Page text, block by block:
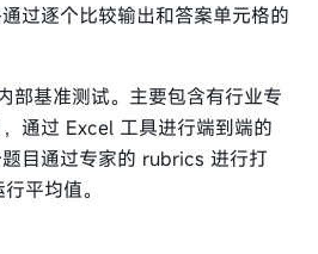
过逐个比较输出和答案单元格的
部基准测试。主要包含有行业专
通过 Excel 工具进行端到端的
目通过专家的 rubrics 进行打
平均值。